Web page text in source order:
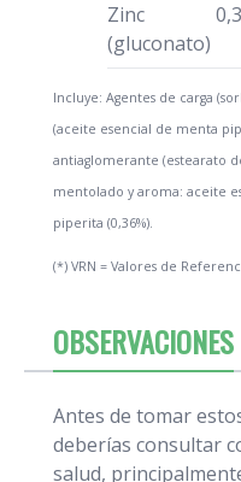
Zinc
(gluconato)
Incluye: Agentes de carga
(aceite esencial de menta
antiaglomerante (estearato
mentolado y aroma: aceite
piperita (0,36%).
(*) VRN = Valores de
OBSERVACIONES
Antes de tomar
deberías consultar
salud,